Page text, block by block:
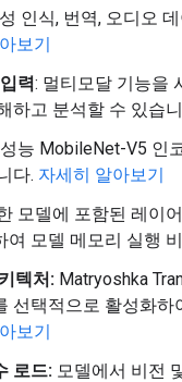
인식, 번역, 오디오
보기
력: 멀티모달 기능을
하고 분석할 수 있습
능 MobileNet-V5 인
다. 자세히 알아보기
모델에 포함된 레이
여 모델 메모리 실행
텍처: Matryoshka
선택적으로 활성화
보기
로드: 모델에서 비전